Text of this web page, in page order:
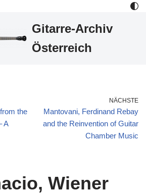
Gitarre-Archiv
Österreich
the
A
NÄCHSTE
Mantovani, Ferdinand Rebay
and the Reinvention of Guitar
Chamber Music
Wiener